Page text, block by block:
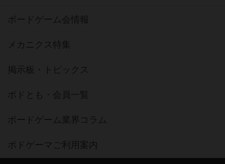
ボードゲーム会情報
メカニクス特集
掲示板・トピックス
ボドとも・会員一覧
ボードゲーム業界コラム
ボドゲーマご利用案内